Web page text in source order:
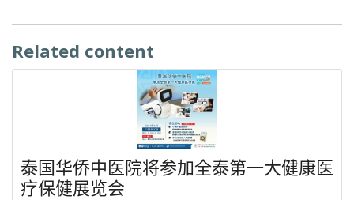
Related content
泰国华侨中医院将参加全泰第一大健康医
疗保健展览会